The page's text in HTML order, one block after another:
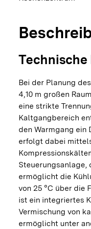
Bei der Planung
4,10 m großen
eine strikte
Kaltgangbereich
den Warmgang ein
erfolgt dabei
Steuerungsanlage,
ermöglicht die
von 25 °C über die
ist ein integriertes
Vermischung von
ermöglicht unter